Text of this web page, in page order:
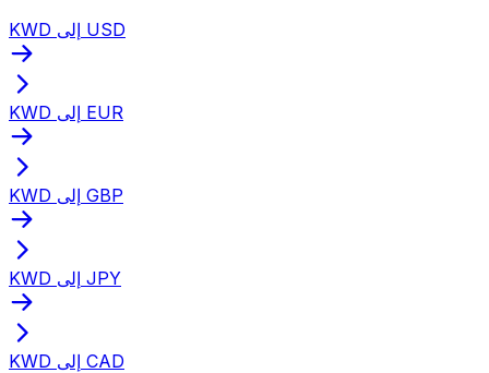
KWD إلى USD
KWD إلى EUR
KWD إلى GBP
KWD إلى JPY
KWD إلى CAD